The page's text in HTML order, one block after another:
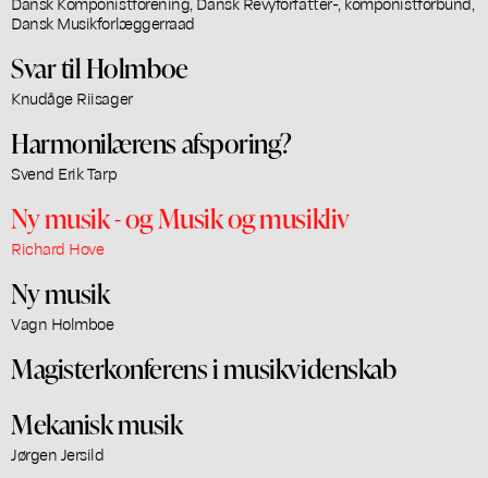
Dansk Musikforlæggerraad
Svar til Holmboe
Knudåge Riisager
Harmonilærens afsporing?
Svend Erik Tarp
Ny musik - og Musik og musikliv
Richard Hove
Ny musik
Vagn Holmboe
Magisterkonferens i musikvidenskab
Mekanisk musik
Jørgen Jersild